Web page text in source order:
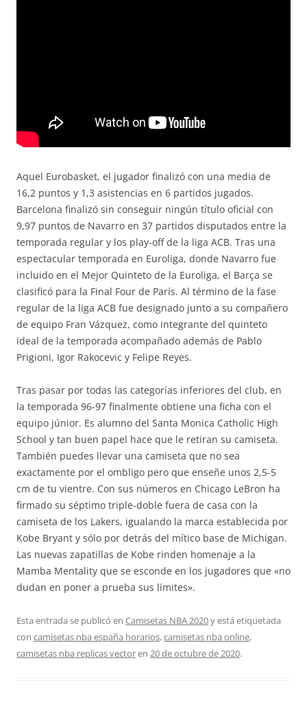
Aquel Eurobasket, el jugador finalizó con una media de
16,2 puntos y 1,3 asistencias en 6 partidos jugados.
Barcelona finalizó sin conseguir ningún título oficial con
9,97 puntos de Navarro en 37 partidos disputados entre la
temporada regular y los play-off de la liga ACB. Tras una
espectacular temporada en Euroliga, donde Navarro fue
incluido en el Mejor Quinteto de la Euroliga, el Barça se
clasificó para la Final Four de París. Al término de la fase
regular de la liga ACB fue designado junto a su compañero
de equipo Fran Vázquez, como integrante del quinteto
ideal de la temporada acompañado además de Pablo
Prigioni, Igor Rakocevic y Felipe Reyes.
Tras pasar por todas las categorías inferiores del club, en
la temporada 96-97 finalmente obtiene una ficha con el
equipo júnior. Es alumno del Santa Monica Catholic High
School y tan buen papel hace que le retiran su camiseta.
También puedes llevar una camiseta que no sea
exactamente por el ombligo pero que enseñe unos 2,5-5
cm de tu vientre. Con sus números en Chicago LeBron ha
firmado su séptimo triple-doble fuera de casa con la
camiseta de los Lakers, igualando la marca establecida por
Kobe Bryant y sólo por detrás del mítico base de Michigan.
Las nuevas zapatillas de Kobe rinden homenaje a la
Mamba Mentality que se esconde en los jugadores que «no
dudan en poner a prueba sus límites».
Esta entrada se publicó en Camisetas NBA 2020y está etiquetada
con camisetas nba españa horarios,camisetas nba online,
camisetas nba replicas vectoren 20 de octubre de 2020.